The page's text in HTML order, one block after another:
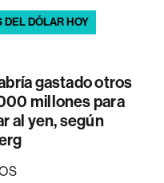
DÓLAR HOY
gastado otros
millones para
al yen, según